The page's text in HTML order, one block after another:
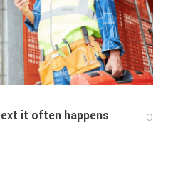
it often happens
0